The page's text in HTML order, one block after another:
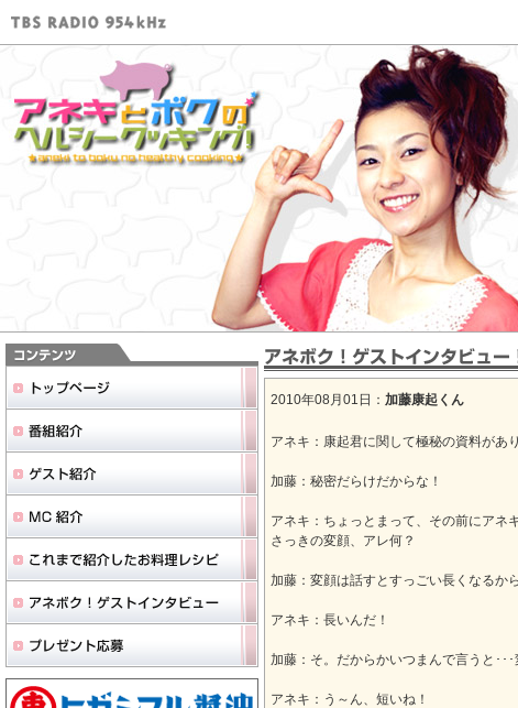
2010年08月01日： 加藤康起くん
アネキ：康起君に関して極秘の資料があり
加藤：秘密だらけだからな！
アネキ：ちょっとまって、その前にアネ
さっきの変顔、アレ何？
加藤：変顔は話すとすっごい長くなるから
アネキ：長いんだ！
加藤：そ。だからかいつまんで言うと･･･
アネキ：う～ん、短いね！